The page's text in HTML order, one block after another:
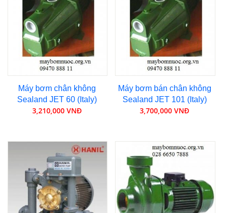
Máy bơm chân không
Sealand JET 60 (Italy)
3,210,000 VNĐ
Máy bơm bán chân không
Sealand JET 101 (Italy)
3,700,000 VNĐ